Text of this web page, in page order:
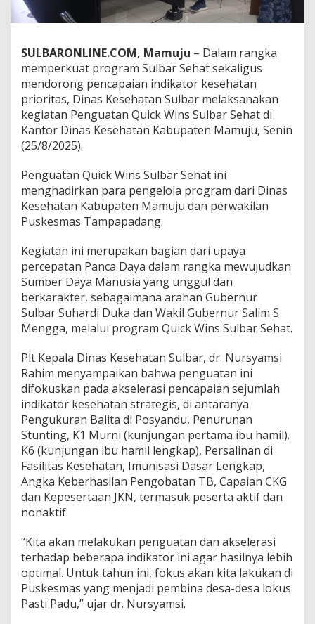
i
n
e
s
S
u
l
b
a
r
k
u
k
a
n
e
n
g
u
a
t
a
n
r
o
g
r
a
m
d
i
M
a
m
u
SULBARONLINE.COM, Mamuju – Dalam rangka
memperkuat program Sulbar Sehat sekaligus
mendorong pencapaian indikator kesehatan
prioritas, Dinas Kesehatan Sulbar melaksanakan
kegiatan Penguatan Quick Wins Sulbar Sehat di
Kantor Dinas Kesehatan Kabupaten Mamuju, Senin
(25/8/2025).
Penguatan Quick Wins Sulbar Sehat ini
menghadirkan para pengelola program dari Dinas
Kesehatan Kabupaten Mamuju dan perwakilan
Puskesmas Tampapadang.
Kegiatan ini merupakan bagian dari upaya
percepatan Panca Daya dalam rangka mewujudkan
Sumber Daya Manusia yang unggul dan
berkarakter, sebagaimana arahan Gubernur
Sulbar Suhardi Duka dan Wakil Gubernur Salim S
Mengga, melalui program Quick Wins Sulbar Sehat.
Plt Kepala Dinas Kesehatan Sulbar, dr. Nursyamsi
Rahim menyampaikan bahwa penguatan ini
difokuskan pada akselerasi pencapaian sejumlah
indikator kesehatan strategis, di antaranya
Pengukuran Balita di Posyandu, Penurunan
Stunting, K1 Murni (kunjungan pertama ibu hamil).
K6 (kunjungan ibu hamil lengkap), Persalinan di
Fasilitas Kesehatan, Imunisasi Dasar Lengkap,
Angka Keberhasilan Pengobatan TB, Capaian CKG
dan Kepesertaan JKN, termasuk peserta aktif dan
nonaktif.
“Kita akan melakukan penguatan dan akselerasi
terhadap beberapa indikator ini agar hasilnya lebih
optimal. Untuk tahun ini, fokus akan kita lakukan di
Puskesmas yang menjadi pembina desa-desa lokus
Pasti Padu,” ujar dr. Nursyamsi.